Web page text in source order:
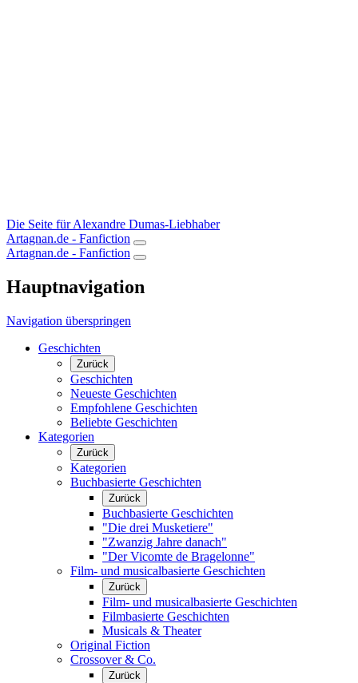
Die Seite für Alexandre Dumas-Liebhaber
Artagnan.de - Fanfiction
Artagnan.de - Fanfiction
Hauptnavigation
Navigation überspringen
Geschichten
Zurück
Geschichten
Neueste Geschichten
Empfohlene Geschichten
Beliebte Geschichten
Kategorien
Zurück
Kategorien
Buchbasierte Geschichten
Zurück
Buchbasierte Geschichten
"Die drei Musketiere"
"Zwanzig Jahre danach"
"Der Vicomte de Bragelonne"
Film- und musicalbasierte Geschichten
Zurück
Film- und musicalbasierte Geschichten
Filmbasierte Geschichten
Musicals & Theater
Original Fiction
Crossover & Co.
Zurück